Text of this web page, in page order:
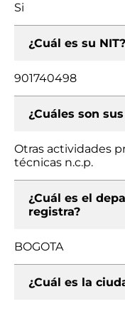
Si
¿Cuál es su NIT?
901740498
¿Cuáles son
Otras actividades
técnicas n.c.p.
¿Cuál es el
registra?
BOGOTA
¿Cuál es la